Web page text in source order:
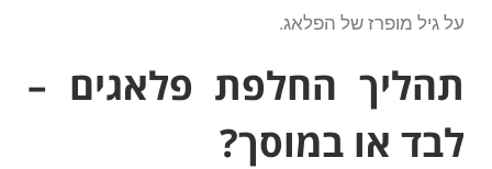
על גיל מופרז של הפלאג.
תהליך החלפת פלאגים –
לבד או במוסך?